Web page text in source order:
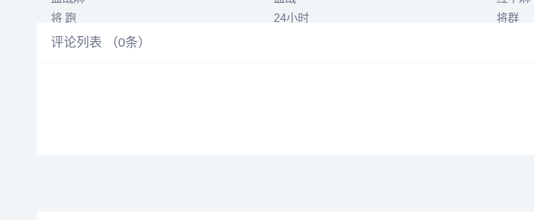
评论列表 （0条）